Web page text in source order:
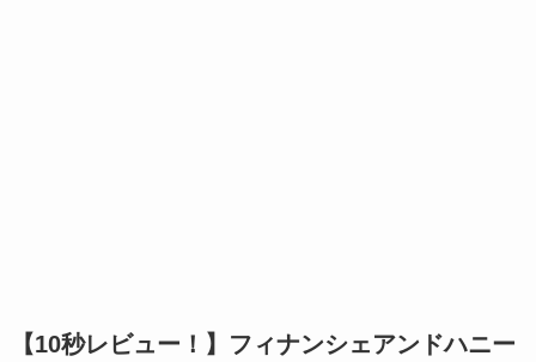
【10秒レビュー！】 フィナンシェアンドハニー